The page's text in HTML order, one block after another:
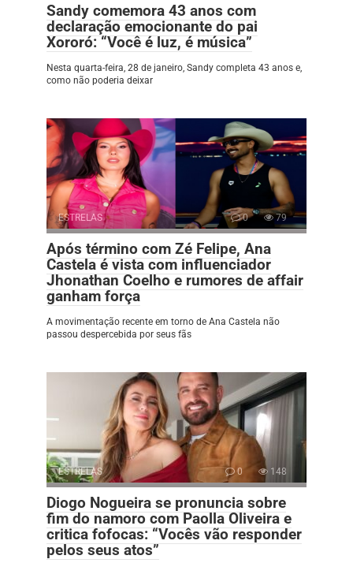
Sandy comemora 43 anos com
declaração emocionante do pai
Xororó: “Você é luz, é música”
Nesta quarta-feira, 28 de janeiro, Sandy completa 43 anos e,
como não poderia deixar
ESTRELAS 0 79
Após término com Zé Felipe, Ana
Castela é vista com influenciador
Jhonathan Coelho e rumores de affair
ganham força
A movimentação recente em torno de Ana Castela não
passou despercebida por seus fãs
ESTRELAS 0 148
Diogo Nogueira se pronuncia sobre
fim do namoro com Paolla Oliveira e
critica fofocas: “Vocês vão responder
pelos seus atos”